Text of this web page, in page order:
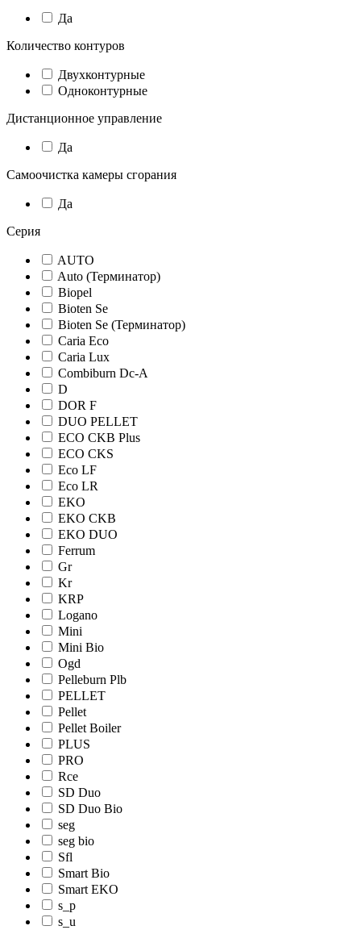
Да
Количество контуров
Двухконтурные
Одноконтурные
Дистанционное управление
Да
Самоочистка камеры сгорания
Да
Серия
AUTO
Auto (Терминатор)
Biopel
Bioten Se
Bioten Se (Терминатор)
Caria Eco
Caria Lux
Combiburn Dc-A
D
DOR F
DUO PELLET
ECO CKB Plus
ECO CKS
Eco LF
Eco LR
EKO
EKO CKB
EKO DUO
Ferrum
Gr
Kr
KRP
Logano
Mini
Mini Bio
Ogd
Pelleburn Plb
PELLET
Pellet
Pellet Boiler
PLUS
PRO
Rce
SD Duo
SD Duo Bio
seg
seg bio
Sfl
Smart Bio
Smart EKO
s_p
s_u